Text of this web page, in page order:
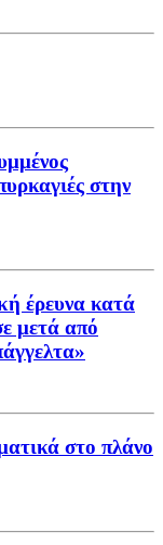
στην
έρευνα κατά
μετά από
στο πλάνο